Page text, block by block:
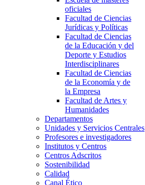
oficiales
Facultad de Ciencias
Jurídicas y Políticas
Facultad de Ciencias
de la Educación y del
Deporte y Estudios
Interdisciplinares
Facultad de Ciencias
de la Economía y de
la Empresa
Facultad de Artes y
Humanidades
Departamentos
Unidades y Servicios Centrales
Profesores e investigadores
Institutos y Centros
Centros Adscritos
Sostenibilidad
Calidad
Canal Ético